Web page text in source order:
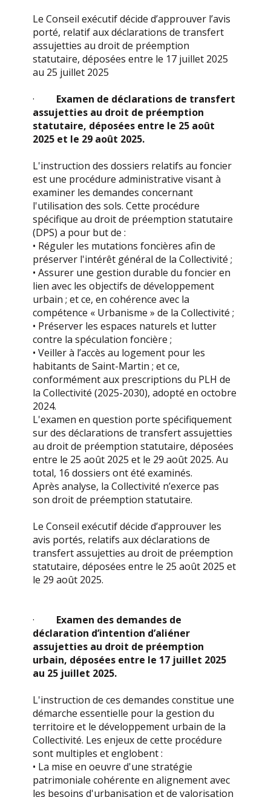
Le Conseil exécutif décide d’approuver l’avis
porté, relatif aux déclarations de transfert
assujetties au droit de préemption
statutaire, déposées entre le 17 juillet 2025
au 25 juillet 2025
· Examen de déclarations de transfert
assujetties au droit de préemption
statutaire, déposées entre le 25 août
2025 et le 29 août 2025.
L'instruction des dossiers relatifs au foncier
est une procédure administrative visant à
examiner les demandes concernant
l'utilisation des sols. Cette procédure
spécifique au droit de préemption statutaire
(DPS) a pour but de :
• Réguler les mutations foncières afin de
préserver l'intérêt général de la Collectivité ;
• Assurer une gestion durable du foncier en
lien avec les objectifs de développement
urbain ; et ce, en cohérence avec la
compétence « Urbanisme » de la Collectivité ;
• Préserver les espaces naturels et lutter
contre la spéculation foncière ;
• Veiller à l’accès au logement pour les
habitants de Saint-Martin ; et ce,
conformément aux prescriptions du PLH de
la Collectivité (2025-2030), adopté en octobre
2024.
L'examen en question porte spécifiquement
sur des déclarations de transfert assujetties
au droit de préemption statutaire, déposées
entre le 25 août 2025 et le 29 août 2025. Au
total, 16 dossiers ont été examinés.
Après analyse, la Collectivité n’exerce pas
son droit de préemption statutaire.
Le Conseil exécutif décide d’approuver les
avis portés, relatifs aux déclarations de
transfert assujetties au droit de préemption
statutaire, déposées entre le 25 août 2025 et
le 29 août 2025.
· Examen des demandes de
déclaration d’intention d’aliéner
assujetties au droit de préemption
urbain, déposées entre le 17 juillet 2025
au 25 juillet 2025.
L'instruction de ces demandes constitue une
démarche essentielle pour la gestion du
territoire et le développement urbain de la
Collectivité. Les enjeux de cette procédure
sont multiples et englobent :
• La mise en oeuvre d'une stratégie
patrimoniale cohérente en alignement avec
les besoins d'urbanisation et de valorisation